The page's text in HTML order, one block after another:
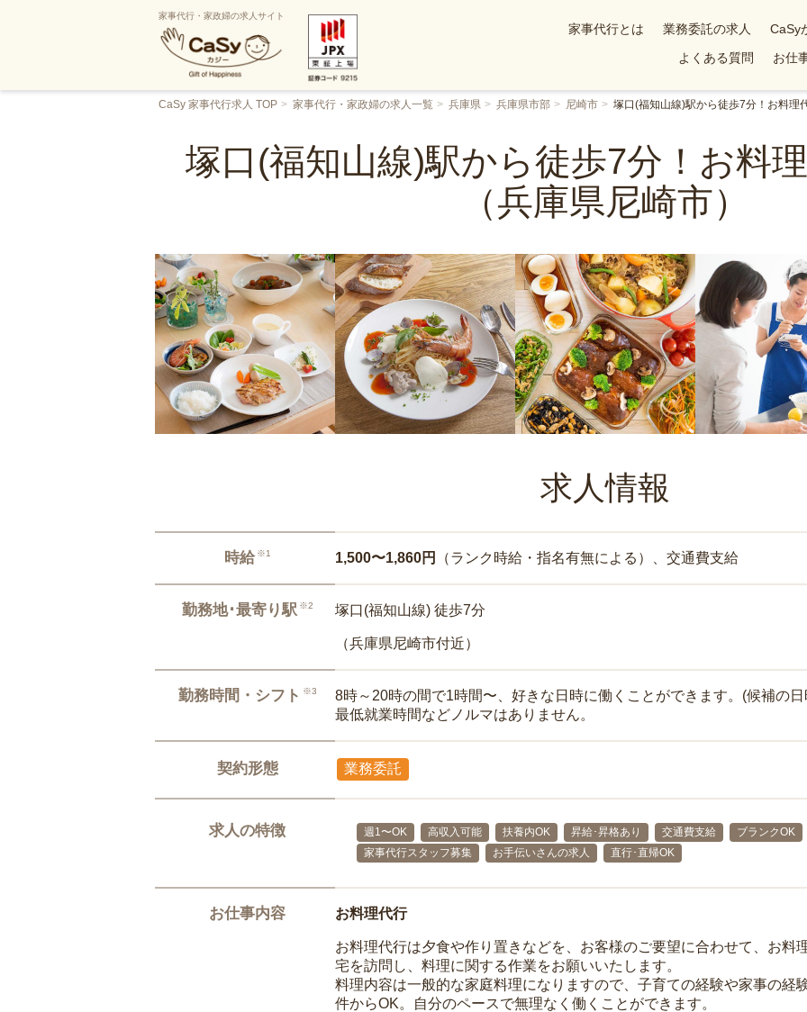
家事代行・家政婦の求人サイト
家事代行とは 業務委託の求人 CaSy
よくある質問
お仕
CaSy 家事代行求人 TOP 家事代行・家政婦の求人一覧 兵庫県 兵庫県市部 尼崎市 塚口(福知山線)駅から徒歩7分！お料理
塚口(福知山線)駅から徒歩7分！お料
（兵庫県尼崎市）
求人情報
時給 ※1 1,500〜1,860円 （ランク時給・指名有無による）、交通費支給
勤務地･最寄り駅 ※2 塚口(福知山線) 徒歩7分
（兵庫県尼崎市付近）
勤務時間・シフト ※3
8時～20時の間で1時間〜、好きな日時に働くことができます。(候補の
最低就業時間などノルマはありません。
契約形態 業務委託
求人の特徴 週1〜OK 高収入可能 扶養内OK 昇給･昇格あり 交通費支給 ブランクOK
家事代行スタッフ募集
お手伝いさんの求人 直行･直帰OK
お仕事内容 お料理代行
お料理代行は夕食や作り置きなどを、お客様のご要望に合わせて、お料
宅を訪問し、料理に関する作業をお願いいたします。
料理内容は一般的な家庭料理になりますので、子育ての経験や家事の経
件からOK。自分のペースで無理なく働くことができます。